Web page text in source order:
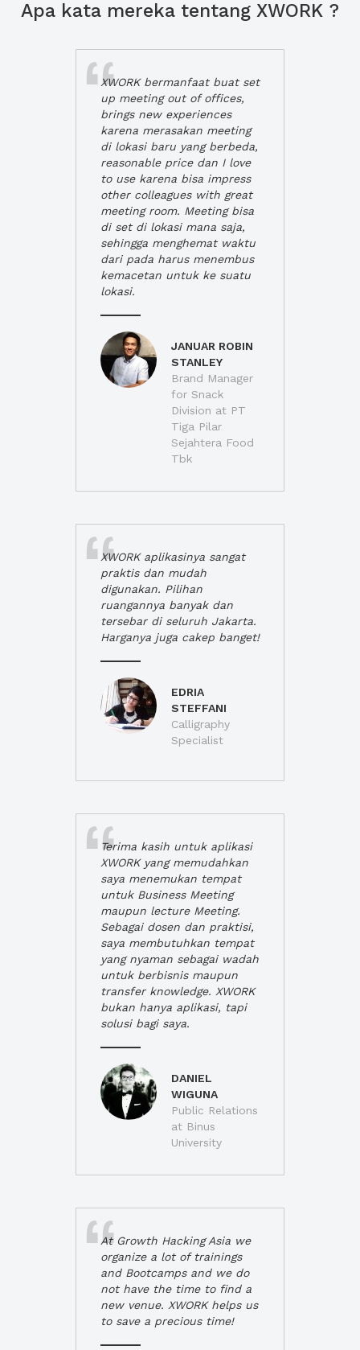
Apa kata mereka tentang XWORK ?
XWORK bermanfaat buat set
up meeting out of offices,
brings new experiences
karena merasakan meeting
di lokasi baru yang berbeda,
reasonable price dan I love
to use karena bisa impress
other colleagues with great
meeting room. Meeting bisa
di set di lokasi mana saja,
sehingga menghemat waktu
dari pada harus menembus
kemacetan untuk ke suatu
lokasi.
JANUAR ROBIN
STANLEY
Brand Manager
for Snack
Division at PT
Tiga Pilar
Sejahtera Food
Tbk
XWORK aplikasinya sangat
praktis dan mudah
digunakan. Pilihan
ruangannya banyak dan
tersebar di seluruh Jakarta.
Harganya juga cakep banget!
EDRIA
STEFFANI
Calligraphy
Specialist
Terima kasih untuk aplikasi
XWORK yang memudahkan
saya menemukan tempat
untuk Business Meeting
maupun lecture Meeting.
Sebagai dosen dan praktisi,
saya membutuhkan tempat
yang nyaman sebagai wadah
untuk berbisnis maupun
transfer knowledge. XWORK
bukan hanya aplikasi, tapi
solusi bagi saya.
DANIEL
WIGUNA
Public Relations
at Binus
University
At Growth Hacking Asia we
organize a lot of trainings
and Bootcamps and we do
not have the time to find a
new venue. XWORK helps us
to save a precious time!